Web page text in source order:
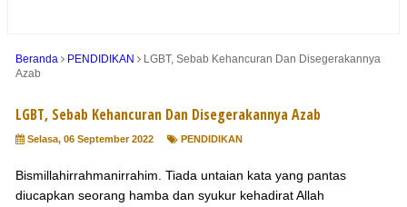
Beranda PENDIDIKAN
LGBT, Sebab Kehancuran Dan Disegerakannya
Azab
LGBT, Sebab Kehancuran Dan Disegerakannya Azab
Selasa, 06 September 2022 PENDIDIKAN
Bismillahirrahmanirrahim. Tiada untaian kata yang pantas
diucapkan seorang hamba dan syukur kehadirat Allah